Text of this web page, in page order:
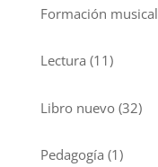
Formación musical
Lectura (11)
Libro nuevo(32)
Pedagogía (1)